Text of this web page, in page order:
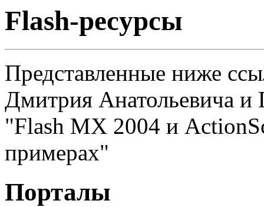
Flash-pecypcы
Представленные ниже
Дмитрия Анатольевича и
"Flash MX 2004 и
примерах"
Порталы